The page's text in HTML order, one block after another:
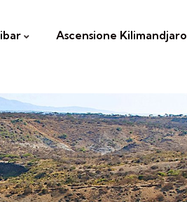
Ascensione Kilimandjaro